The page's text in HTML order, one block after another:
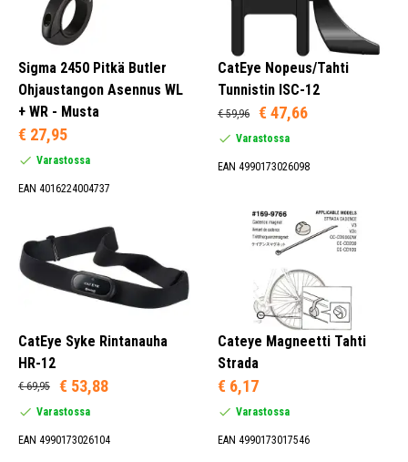
Sigma 2450 Pitkä Butler
Ohjaustangon Asennus WL
+ WR - Musta
€ 27,95
Varastossa
EAN 4016224004737
CatEye Nopeus/Tahti
Tunnistin ISC-12
€ 59,96 € 47,66
Varastossa
EAN 4990173026098
CatEye Syke Rintanauha
HR-12
€ 69,95 € 53,88
Varastossa
EAN 4990173026104
Cateye Magneetti Tahti
Strada
€ 6,17
Varastossa
EAN 4990173017546